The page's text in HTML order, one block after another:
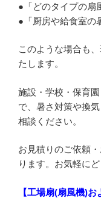
●「どのタイプの扇
●「厨房や給食室の
このような場合も
たします。
施設・学校・保育
で、暑さ対策や換
相談ください。
お見積りのご依頼
ります。お気軽にど
【工場扇(扇風機)